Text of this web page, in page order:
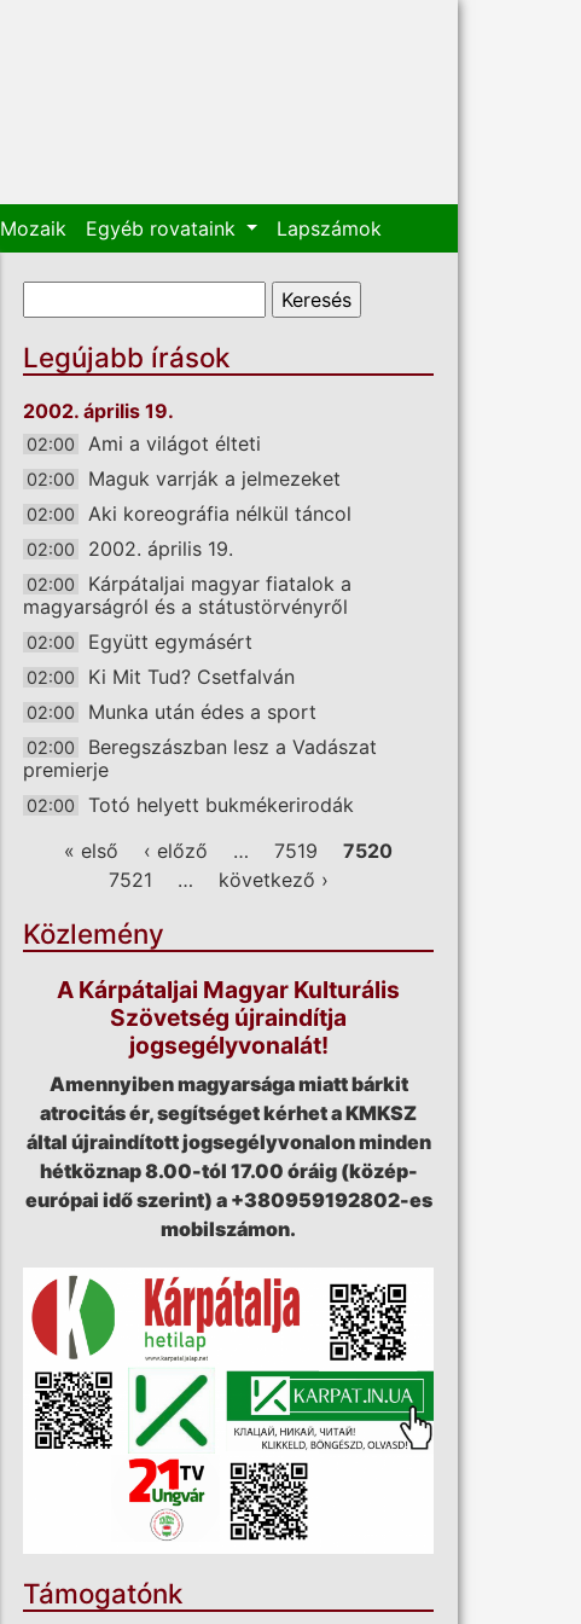
Mozaik Egyéb rovataink Lapszámok
Keresés űrlap
Legújabb írások
2002. április 19.
02:00 Ami a világot élteti
02:00 Maguk varrják a jelmezeket
02:00 Aki koreográfia nélkül táncol
02:00 2002. április 19.
02:00
Kárpátaljai magyar fiatalok a
magyarságról és a státustörvényről
02:00 Együtt egymásért
02:00 Ki Mit Tud? Csetfalván
02:00 Munka után édes a sport
02:00
Beregszászban lesz a Vadászat
premierje
02:00 Totó helyett bukmékerirodák
Oldalak
« első ‹ előző … 7519
7520
7521
… következő ›
Közlemény
A Kárpátaljai Magyar Kulturális
Szövetség újraindítja
jogsegélyvonalát!
Amennyiben magyarsága miatt bárkit
atrocitás ér, segítséget kérhet a KMKSZ
által újraindított jogsegélyvonalon minden
hétköznap 8.00-tól 17.00 óráig (közép-
európai idő szerint) a +380959192802-es
mobilszámon.
Támogatónk